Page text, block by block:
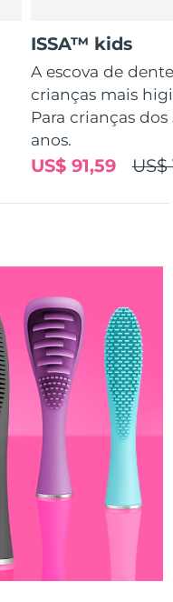
ISSA™ kids
A escova de
crianças mais
Para crianças dos
anos.
US$
US$ 91,59
Entrega prevista১০/৮/২৬
Entrega prevista
Entrega prevista৯/৮/২৬
Entrega prevista১০/৮/২৬